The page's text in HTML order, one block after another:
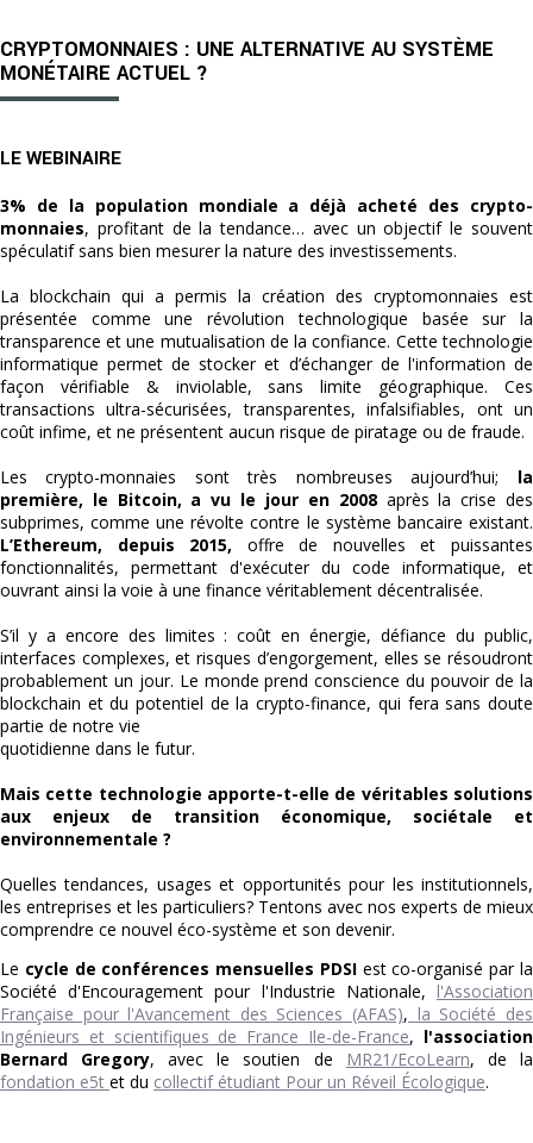
CRYPTOMONNAIES : UNE ALTERNATIVE AU SYSTÈME
MONÉTAIRE ACTUEL ?
LE WEBINAIRE
3% de la population mondiale a déjà acheté des crypto-
monnaies, profitant de la tendance… avec un objectif le souvent
spéculatif sans bien mesurer la nature des investissements.
La blockchain qui a permis la création des cryptomonnaies est
présentée comme une révolution technologique basée sur la
transparence et une mutualisation de la confiance. Cette technologie
informatique permet de stocker et d’échanger de l'information de
façon vérifiable & inviolable, sans limite géographique. Ces
transactions ultra-sécurisées, transparentes, infalsifiables, ont un
coût infime, et ne présentent aucun risque de piratage ou de fraude.
Les crypto-monnaies sont très nombreuses aujourd’hui; la
première, le Bitcoin, a vu le jour en 2008après la crise des
subprimes, comme une révolte contre le système bancaire existant.
L’Ethereum, depuis 2015, offre de nouvelles et puissantes
fonctionnalités, permettant d'exécuter du code informatique, et
ouvrant ainsi la voie à une finance véritablement décentralisée.
S’il y a encore des limites : coût en énergie, défiance du public,
interfaces complexes, et risques d’engorgement, elles se résoudront
probablement un jour. Le monde prend conscience du pouvoir de la
blockchain et du potentiel de la crypto-finance, qui fera sans doute
partie de notre vie
quotidienne dans le futur.
Mais cette technologie apporte-t-elle de véritables solutions
aux enjeux de transition économique, sociétale et
environnementale ?
Quelles tendances, usages et opportunités pour les institutionnels,
les entreprises et les particuliers? Tentons avec nos experts de mieux
comprendre ce nouvel éco-système et son devenir.
Le cycle de conférences mensuelles PDSIest co-organisé par la
Société d'Encouragement pour l'Industrie Nationale, l'Association
Française pour l'Avancement des Sciences (AFAS), la Société des
Ingénieurs et scientifiques de France Ile-de-France, l'association
Bernard Gregory, avec le soutien de MR21/EcoLearn, de la
fondation e5t et du collectif étudiant Pour un Réveil Écologique.